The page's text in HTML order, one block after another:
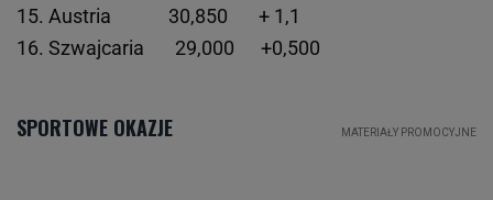
15. Austria 30,850 + 1,1
16. Szwajcaria 29,000 +0,500